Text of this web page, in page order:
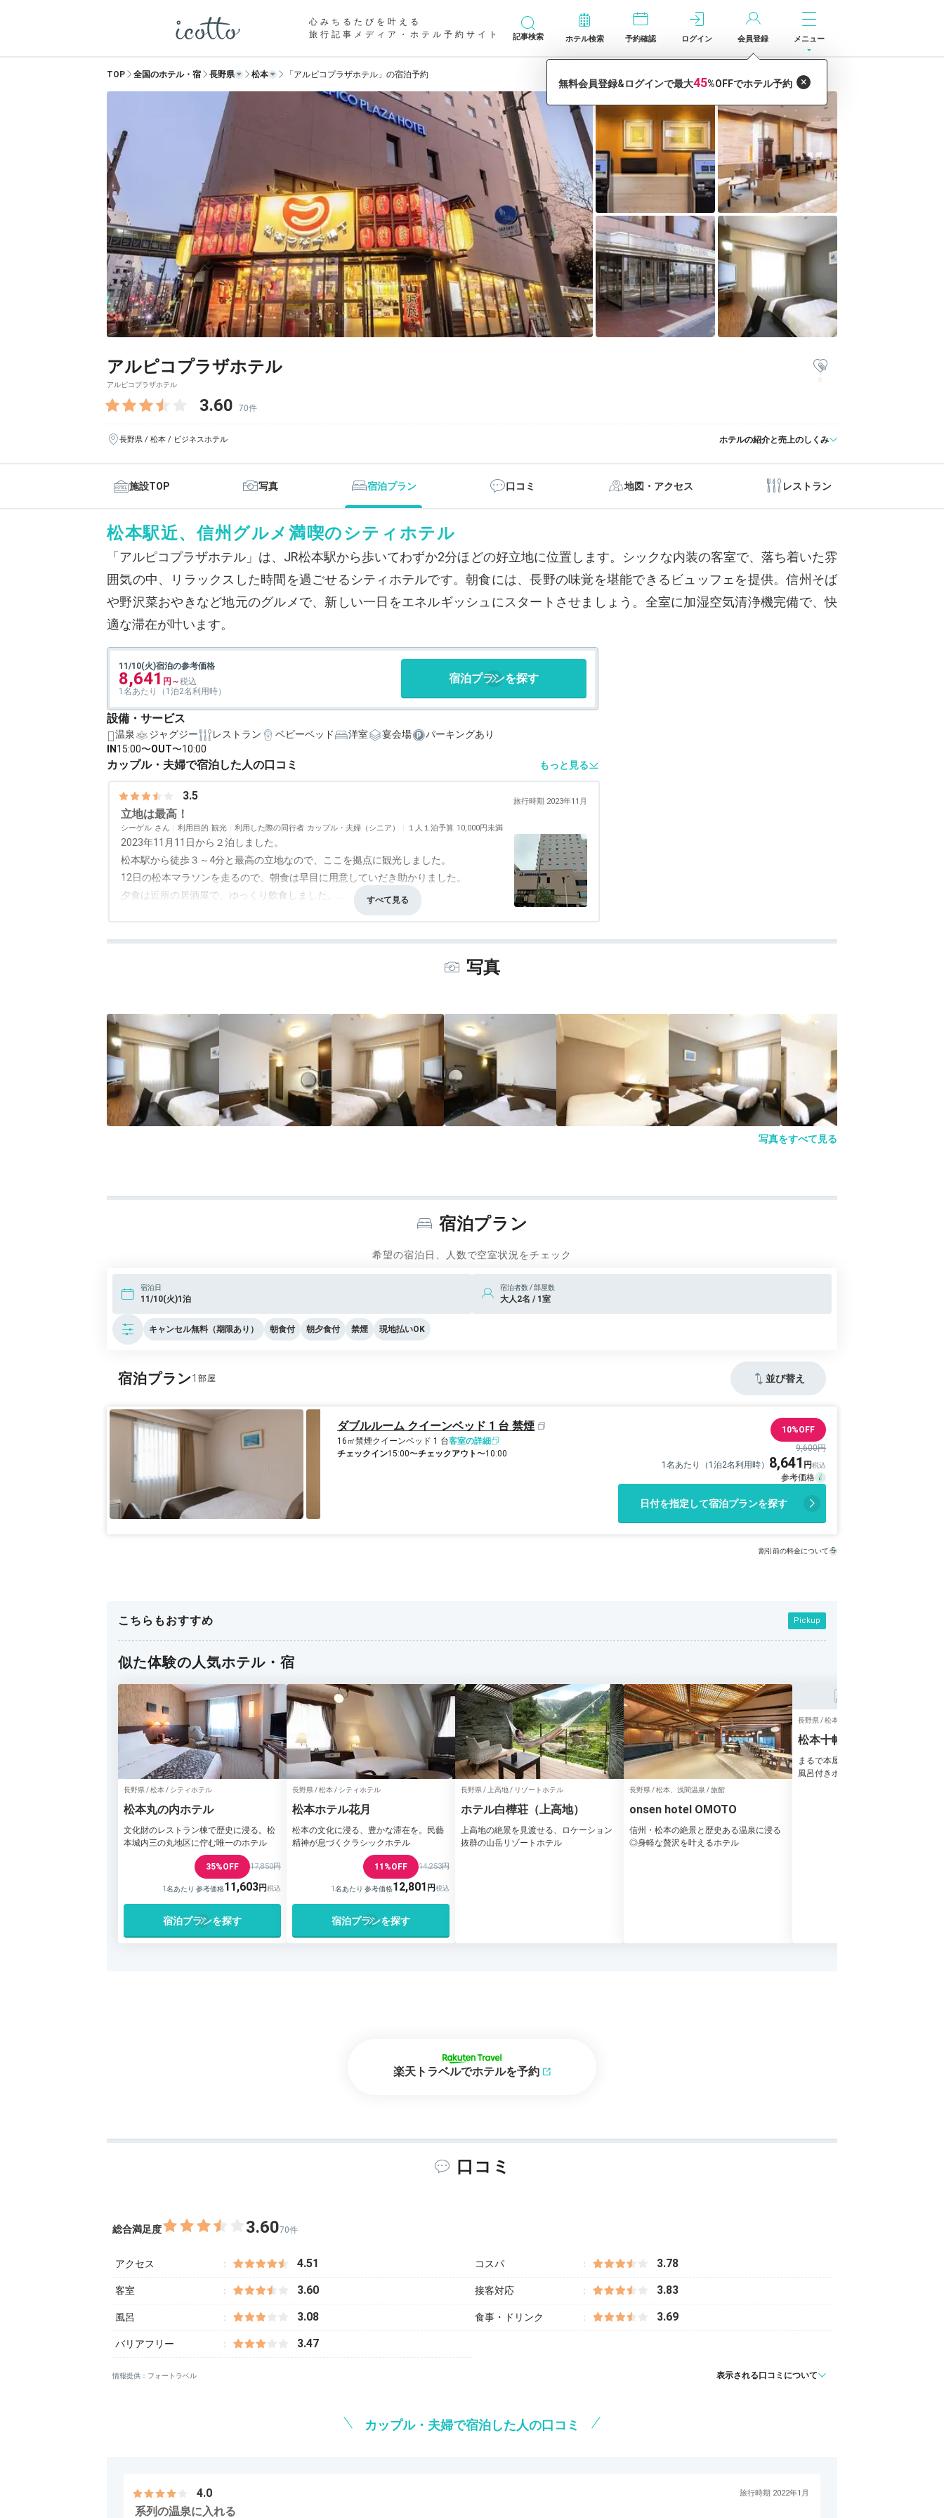
心みちるたびを叶える
旅行記事メディア・ホテル予約サイト
記事検索 ホテル検索 予約確認 ログイン 会員登録 メニュー
TOP 全国のホテル・宿 長野県 松本 「アルピコプラザホテル」の宿泊予約
アルピコプラザホテル
アルピコプラザホテル
3.60 70件
長野県 / 松本 / ビジネスホテル ホテルの紹介と売上のしくみ
施設TOP 写真 宿泊プラン 口コミ 地図・アクセス レストラン
松本駅近、信州グルメ満喫のシティホテル
「アルピコプラザホテル」は、JR松本駅から歩いてわずか2分ほどの好立地に位置します。シックな内装の客室で、落ち着いた雰
囲気の中、リラックスした時間を過ごせるシティホテルです。朝食には、長野の味覚を堪能できるビュッフェを提供。信州そば
や野沢菜おやきなど地元のグルメで、新しい一日をエネルギッシュにスタートさせましょう。全室に加湿空気清浄機完備で、快
適な滞在が叶います。
11/10(火)宿泊の参考価格
8,641
1名あたり（1泊2名利用時）
宿泊プランを探す
設備・サービス
温泉 ジャグジー レストラン ベビーベッド 洋室 宴会場
パーキングあり
IN 15:00〜OUT〜10:00
カップル・夫婦で宿泊した人の口コミ もっと見る
3.5 旅行時期 2023年11月
立地は最高！
シーゲル 利用目的 観光 利用した際の同行者 カップル・夫婦（シニア） １人１泊予算 10,000円未満
2023年11月11日から２泊しました。
松本駅から徒歩３～4分と最高の立地なので、ここを拠点に観光しました。
12日の松本マラソンを走るので、朝食は早目に用意していだき助かりました。
夕食は近所の居酒屋で、ゆっくり飲食しました。
食事・ドリンク4.0 バリアフリー
写真
写真をすべて見る
宿泊プラン
希望の宿泊日、人数で空室状況をチェック
宿泊日
11/10(火)1泊
宿泊者数 / 部屋数
大人2名 / 1室
キャンセル無料（期限あり） 朝食付 朝夕食付 禁煙 現地払いOK
宿泊プラン1 並び替え
ダブルルーム クイーンベッド 1 台 禁煙
16㎡禁煙クイーンベッド 1 台客室の詳細
チェックイン15:00〜チェックアウト〜10:00
10%OFF
9,600円
1名あたり（1泊2名利用時） 8,641
日付を指定して宿泊プランを探す
割引前の料金について
こちらもおすすめ Pickup
似た体験の人気ホテル・宿
長野県 / 松本 / シティホテル
松本丸の内ホテル
文化財のレストラン棟で歴史に浸る。松
本城内三の丸地区に佇む唯一のホテル
35%OFF 17,850円
1名あたり 参考価格11,603
宿泊プランを探す
長野県 / 松本 / シティホテル
松本ホテル花月
松本の文化に浸る、豊かな滞在を。民藝
精神が息づくクラシックホテル
11%OFF 14,253円
1名あたり 参考価格12,801
宿泊プランを探す
長野県 / 上高地 / リゾートホテル
ホテル白樺荘（上高地）
上高地の絶景を見渡せる、ロケーション
抜群の山岳リゾートホテル
長野県 / 松本、浅間温泉 / 旅館
onsen hotel OMOTO
信州・松本の絶景と歴史ある温泉に浸る
◎身軽な贅沢を叶えるホテル
長野県 / 松本、浅間温泉 / 旅館
松本十帖
まるで本屋に泊まる気分♪長野の全室
風呂付きホテルで新しい宿泊体験を
楽天トラベルでホテルを予約
口コミ
総合満足度 3.6070件
アクセス 4.51 コスパ 3.78
客室 3.60 接客対応 3.83
風呂 3.08 食事・ドリンク 3.69
バリアフリー 3.47
情報提供：フォートラベル 表示される口コミについて
カップル・夫婦で宿泊した人の口コミ
4.0 旅行時期 2022年1月
系列の温泉に入れる